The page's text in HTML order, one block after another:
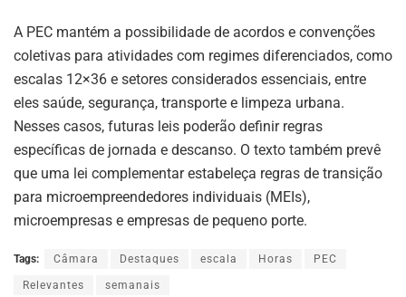
A PEC mantém a possibilidade de acordos e convenções
coletivas para atividades com regimes diferenciados, como
escalas 12×36 e setores considerados essenciais, entre
eles saúde, segurança, transporte e limpeza urbana.
Nesses casos, futuras leis poderão definir regras
específicas de jornada e descanso. O texto também prevê
que uma lei complementar estabeleça regras de transição
para microempreendedores individuais (MEIs),
microempresas e empresas de pequeno porte.
Tags: Câmara Destaques escala Horas PEC
Relevantes semanais